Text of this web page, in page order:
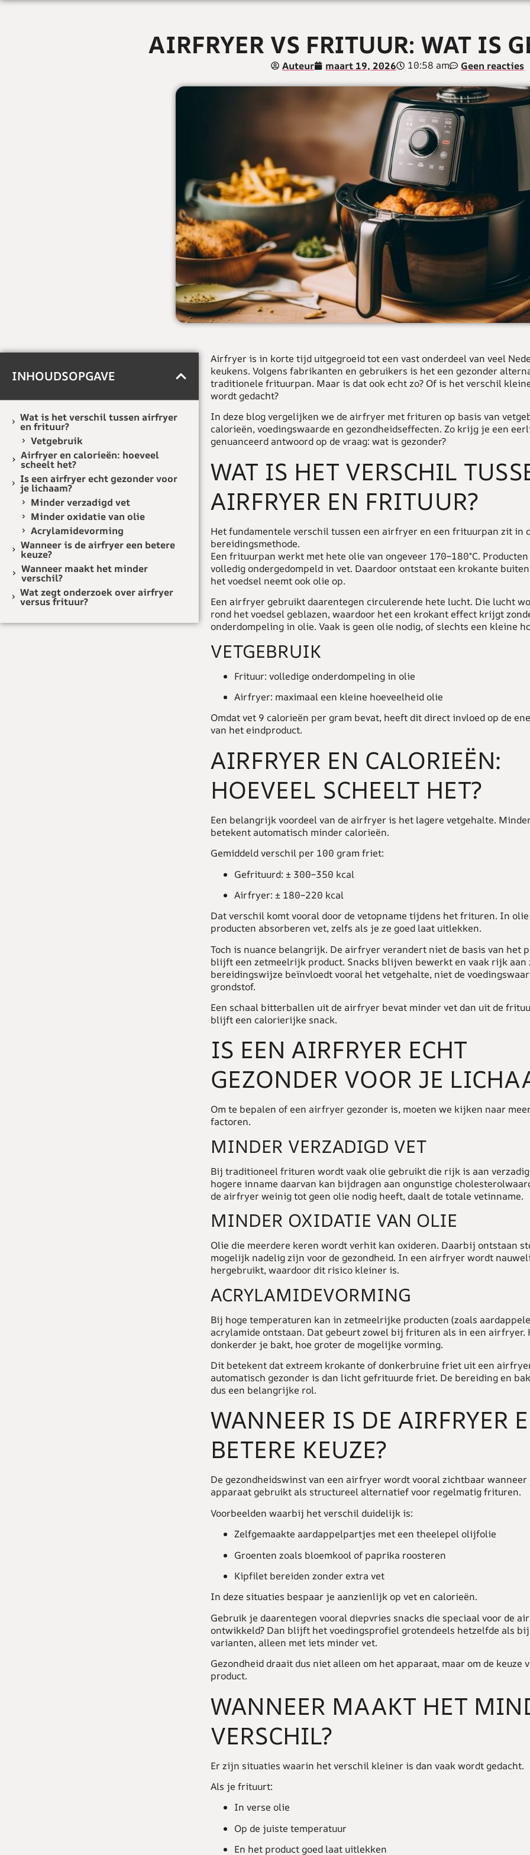
AIRFRYER VS FRITUUR: WAT IS
Auteur maart 19, 2026 10:58 am Geen reacties
INHOUDSOPGAVE
Wat is het verschil tussen airfryer
en frituur?
Vetgebruik
Airfryer en calorieën: hoeveel
scheelt het?
Is een airfryer echt gezonder voor
je lichaam?
Minder verzadigd vet
Minder oxidatie van olie
Acrylamidevorming
Wanneer is de airfryer een betere
keuze?
Wanneer maakt het minder
verschil?
Wat zegt onderzoek over airfryer
versus frituur?
Airfryeris in korte tijd uitgegroeid tot een vast onderdeel van veel
keukens. Volgens fabrikanten en gebruikers is het een gezonder
traditionele frituurpan. Maar is dat ook echt zo? Of is het verschil
wordt gedacht?
In deze blog vergelijken we de airfryer met frituren op basis van
calorieën, voedingswaarde en gezondheidseffecten. Zo krijg je een
genuanceerd antwoord op de vraag: wat is gezonder?
WAT IS HET VERSCHIL
AIRFRYER EN FRITUUR?
Het fundamentele verschil tussen een airfryer en een frituurpan zit in
bereidingsmethode.
Een frituurpan werkt met hete olie van ongeveer 170–180°C.
volledig ondergedompeld in vet. Daardoor ontstaat een krokante
het voedsel neemt ook olie op.
Een airfryer gebruikt daarentegen circulerende hete lucht. Die lucht
rond het voedsel geblazen, waardoor het een krokant effect krijgt
onderdompeling in olie. Vaak is geen olie nodig, of slechts een kleine
VETGEBRUIK
Frituur: volledige onderdompeling in olie
Airfryer: maximaal een kleine hoeveelheid olie
Omdat vet 9 calorieën per gram bevat, heeft dit direct invloed op de
van het eindproduct.
AIRFRYER EN CALORIEËN:
HOEVEEL SCHEELT HET?
Een belangrijk voordeel van de airfryeris het lagere vetgehalte.
betekent automatisch minder calorieën.
Gemiddeld verschil per 100 gram friet:
Gefrituurd: ± 300–350 kcal
Airfryer: ± 180–220 kcal
Dat verschil komt vooral door de vetopname tijdens het frituren. In
producten absorberen vet, zelfs als je ze goed laat uitlekken.
Toch is nuance belangrijk. De airfryer verandert niet de basis van het
blijft een zetmeelrijk product. Snacks blijven bewerkt en vaak rijk aan
bereidingswijze beïnvloedt vooral het vetgehalte, niet de
grondstof.
Een schaal bitterballen uit de airfryer bevat minder vet dan uit de
blijft een calorierijke snack.
IS EEN AIRFRYER ECHT
GEZONDER VOOR JE
Om te bepalen of een airfryer gezonder is, moeten we kijken naar
factoren.
MINDER VERZADIGD VET
Bij traditioneel frituren wordt vaak olie gebruikt die rijk is aan
hogere inname daarvan kan bijdragen aan ongunstige
de airfryer weinig tot geen olie nodig heeft, daalt de totale vetinname.
MINDER OXIDATIE VAN OLIE
Olie die meerdere keren wordt verhit kan oxideren. Daarbij ontstaan
mogelijk nadelig zijn voor de gezondheid. In een airfryer wordt
hergebruikt, waardoor dit risico kleiner is.
ACRYLAMIDEVORMING
Bij hoge temperaturen kan in zetmeelrijke producten (zoals
acrylamide ontstaan. Dat gebeurt zowel bij frituren als in een airfryer.
donkerder je bakt, hoe groter de mogelijke vorming.
Dit betekent dat extreem krokante of donkerbruine friet uit een
automatisch gezonder is dan licht gefrituurde friet. De bereiding en
dus een belangrijke rol.
WANNEER IS DE AIRFRYER
BETERE KEUZE?
De gezondheidswinst van een airfryerwordt vooral zichtbaar
apparaat gebruikt als structureel alternatief voor regelmatig frituren.
Voorbeelden waarbij het verschil duidelijk is:
Zelfgemaakte aardappelpartjes met een theelepel olijfolie
Groenten zoals bloemkool of paprika roosteren
Kipfilet bereiden zonder extra vet
In deze situaties bespaar je aanzienlijk op vet en calorieën.
Gebruik je daarentegen vooral diepvries snacks die speciaal voor de
ontwikkeld? Dan blijft het voedingsprofiel grotendeels hetzelfde als
varianten, alleen met iets minder vet.
Gezondheid draait dus niet alleen om het apparaat, maar om de keuze
product.
WANNEER MAAKT HET
VERSCHIL?
Er zijn situaties waarin het verschil kleiner is dan vaak wordt gedacht.
Als je frituurt:
In verse olie
Op de juiste temperatuur
En het product goed laat uitlekken